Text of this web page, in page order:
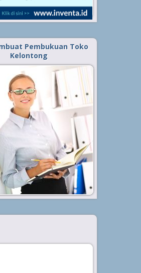
Pembukuan Toko
Kelontong
28 Feb 2022, dalam kategori
Bisnis
.
dalam setiap bisnis
menjadi salah satu hal yang
Tak terkecuali pada toko
Jika saat ini Anda
pemilik toko kelontong,
wajib hukumnya untuk
pembukuan. Terdapat
berbagai macam...
Baca Selengkapnya »